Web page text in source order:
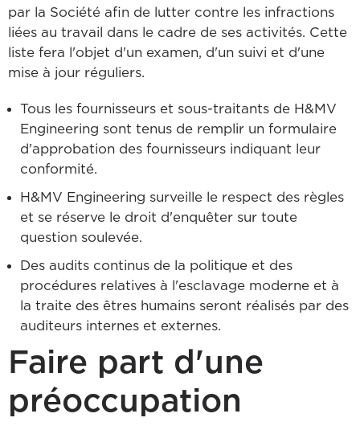
par la Société afin de lutter contre les infractions
liées au travail dans le cadre de ses activités. Cette
liste fera l'objet d'un examen, d'un suivi et d'une
mise à jour réguliers.
Tous les fournisseurs et sous-traitants de H&MV
Engineering sont tenus de remplir un formulaire
d'approbation des fournisseurs indiquant leur
conformité.
H&MV Engineering surveille le respect des règles
et se réserve le droit d'enquêter sur toute
question soulevée.
Des audits continus de la politique et des
procédures relatives à l'esclavage moderne et à
la traite des êtres humains seront réalisés par des
auditeurs internes et externes.
Faire part d'une
préoccupation